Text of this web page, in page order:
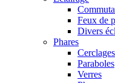
Feux de
Divers
Phares
Cerclages
Paraboles
Verres